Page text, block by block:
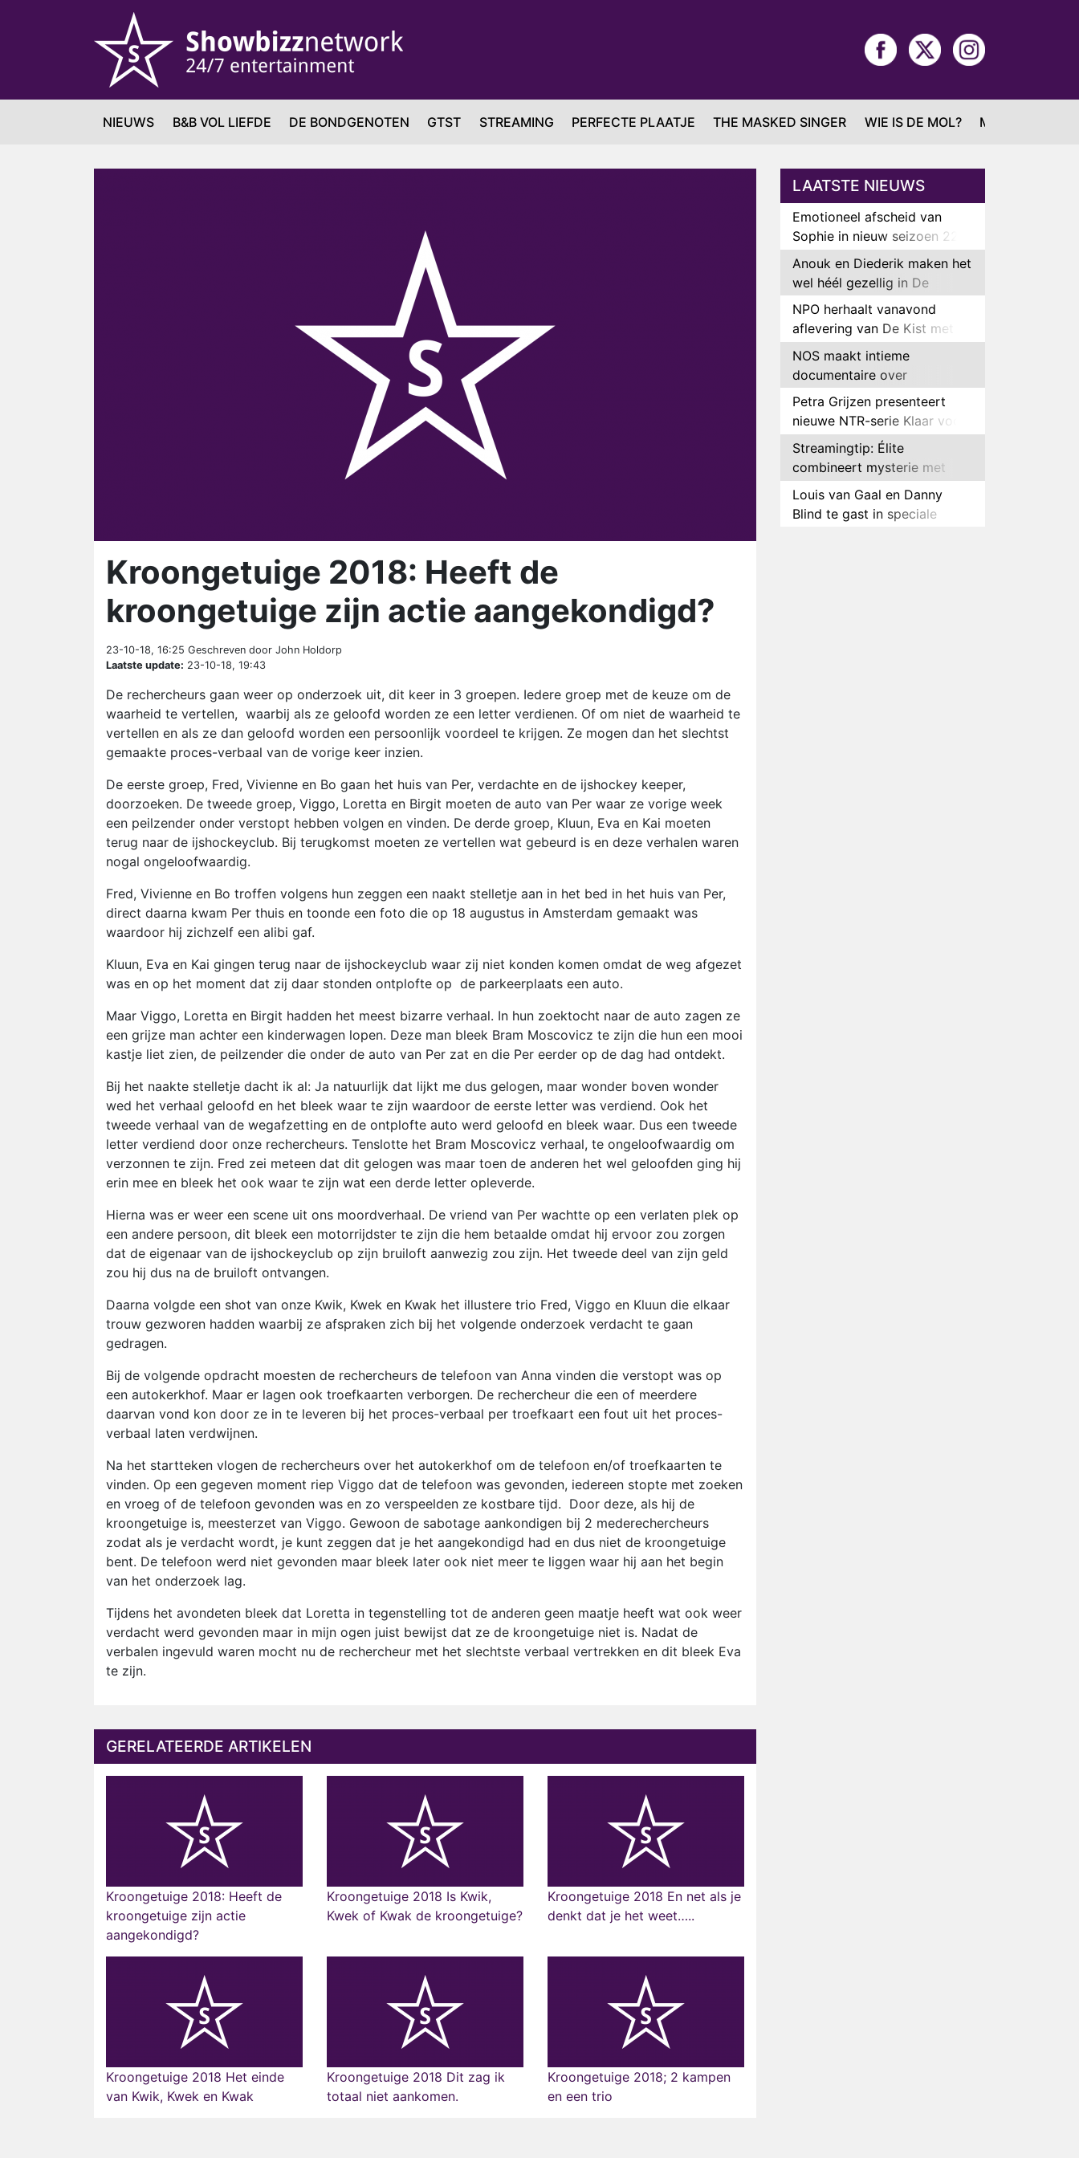
NIEUWS B&B VOL LIEFDE DE BONDGENOTEN GTST STREAMING PERFECTE PLAATJE THE MASKED SINGER WIE IS DE MOL? MAFS
Kroongetuige 2018: Heeft de
kroongetuige zijn actie aangekondigd?
23-10-18, 16:25 Geschreven door John Holdorp
Laatste update: 23-10-18, 19:43
De rechercheurs gaan weer op onderzoek uit, dit keer in 3 groepen. Iedere groep met de keuze om de
waarheid te vertellen, waarbij als ze geloofd worden ze een letter verdienen. Of om niet de waarheid te
vertellen en als ze dan geloofd worden een persoonlijk voordeel te krijgen. Ze mogen dan het slechtst
gemaakte proces-verbaal van de vorige keer inzien.
De eerste groep, Fred, Vivienne en Bo gaan het huis van Per, verdachte en de ijshockey keeper,
doorzoeken. De tweede groep, Viggo, Loretta en Birgit moeten de auto van Per waar ze vorige week
een peilzender onder verstopt hebben volgen en vinden. De derde groep, Kluun, Eva en Kai moeten
terug naar de ijshockeyclub. Bij terugkomst moeten ze vertellen wat gebeurd is en deze verhalen waren
nogal ongeloofwaardig.
Fred, Vivienne en Bo troffen volgens hun zeggen een naakt stelletje aan in het bed in het huis van Per,
direct daarna kwam Per thuis en toonde een foto die op 18 augustus in Amsterdam gemaakt was
waardoor hij zichzelf een alibi gaf.
Kluun, Eva en Kai gingen terug naar de ijshockeyclub waar zij niet konden komen omdat de weg afgezet
was en op het moment dat zij daar stonden ontplofte op de parkeerplaats een auto.
Maar Viggo, Loretta en Birgit hadden het meest bizarre verhaal. In hun zoektocht naar de auto zagen ze
een grijze man achter een kinderwagen lopen. Deze man bleek Bram Moscovicz te zijn die hun een mooi
kastje liet zien, de peilzender die onder de auto van Per zat en die Per eerder op de dag had ontdekt.
Bij het naakte stelletje dacht ik al: Ja natuurlijk dat lijkt me dus gelogen, maar wonder boven wonder
wed het verhaal geloofd en het bleek waar te zijn waardoor de eerste letter was verdiend. Ook het
tweede verhaal van de wegafzetting en de ontplofte auto werd geloofd en bleek waar. Dus een tweede
letter verdiend door onze rechercheurs. Tenslotte het Bram Moscovicz verhaal, te ongeloofwaardig om
verzonnen te zijn. Fred zei meteen dat dit gelogen was maar toen de anderen het wel geloofden ging hij
erin mee en bleek het ook waar te zijn wat een derde letter opleverde.
Hierna was er weer een scene uit ons moordverhaal. De vriend van Per wachtte op een verlaten plek op
een andere persoon, dit bleek een motorrijdster te zijn die hem betaalde omdat hij ervoor zou zorgen
dat de eigenaar van de ijshockeyclub op zijn bruiloft aanwezig zou zijn. Het tweede deel van zijn geld
zou hij dus na de bruiloft ontvangen.
Daarna volgde een shot van onze Kwik, Kwek en Kwak het illustere trio Fred, Viggo en Kluun die elkaar
trouw gezworen hadden waarbij ze afspraken zich bij het volgende onderzoek verdacht te gaan
gedragen.
Bij de volgende opdracht moesten de rechercheurs de telefoon van Anna vinden die verstopt was op
een autokerkhof. Maar er lagen ook troefkaarten verborgen. De rechercheur die een of meerdere
daarvan vond kon door ze in te leveren bij het proces-verbaal per troefkaart een fout uit het proces-
verbaal laten verdwijnen.
Na het startteken vlogen de rechercheurs over het autokerkhof om de telefoon en/of troefkaarten te
vinden. Op een gegeven moment riep Viggo dat de telefoon was gevonden, iedereen stopte met zoeken
en vroeg of de telefoon gevonden was en zo verspeelden ze kostbare tijd. Door deze, als hij de
kroongetuige is, meesterzet van Viggo. Gewoon de sabotage aankondigen bij 2 mederechercheurs
zodat als je verdacht wordt, je kunt zeggen dat je het aangekondigd had en dus niet de kroongetuige
bent. De telefoon werd niet gevonden maar bleek later ook niet meer te liggen waar hij aan het begin
van het onderzoek lag.
Tijdens het avondeten bleek dat Loretta in tegenstelling tot de anderen geen maatje heeft wat ook weer
verdacht werd gevonden maar in mijn ogen juist bewijst dat ze de kroongetuige niet is. Nadat de
verbalen ingevuld waren mocht nu de rechercheur met het slechtste verbaal vertrekken en dit bleek Eva
te zijn.
GERELATEERDE ARTIKELEN
Kroongetuige 2018: Heeft de
kroongetuige zijn actie
aangekondigd?
Kroongetuige 2018 Is Kwik,
Kwek of Kwak de kroongetuige?
Kroongetuige 2018 En net als je
denkt dat je het weet…..
Kroongetuige 2018 Het einde
van Kwik, Kwek en Kwak
Kroongetuige 2018 Dit zag ik
totaal niet aankomen.
Kroongetuige 2018; 2 kampen
en een trio
LAATSTE NIEUWS
Emotioneel afscheid van
Sophie in nieuw seizoen 22
Kids and Counting
Anouk en Diederik maken het
wel héél gezellig in De
Bondgenoten
NPO herhaalt vanavond
aflevering van De Kist met
Peter Faber
NOS maakt intieme
documentaire over
hockeyster Yibbi Jansen
Petra Grijzen presenteert
nieuwe NTR-serie Klaar voor
de oorlog
Streamingtip: Élite
combineert mysterie met
romantie
Louis van Gaal en Danny
Blind te gast in speciale